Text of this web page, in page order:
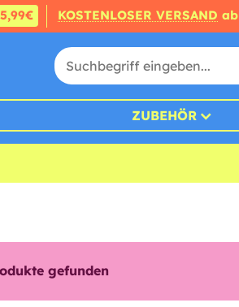
5,99€ KOSTENLOSER VERSAND ab
ZUBEHÖR
gefunden